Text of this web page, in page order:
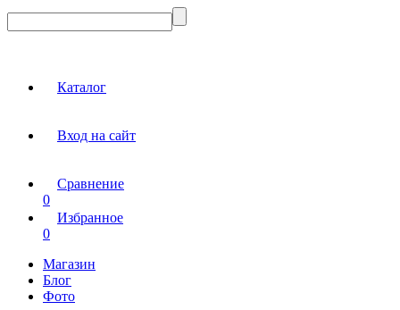
Каталог
Вход на сайт
Сравнение
0
Избранное
0
Магазин
Блог
Фото